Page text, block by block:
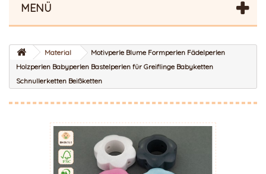
MENÜ
Material
Motivperle Blume Formperlen Fädelperlen
Holzperlen Babyperlen Bastelperlen für Greiflinge Babyketten
Schnullerketten Beißketten